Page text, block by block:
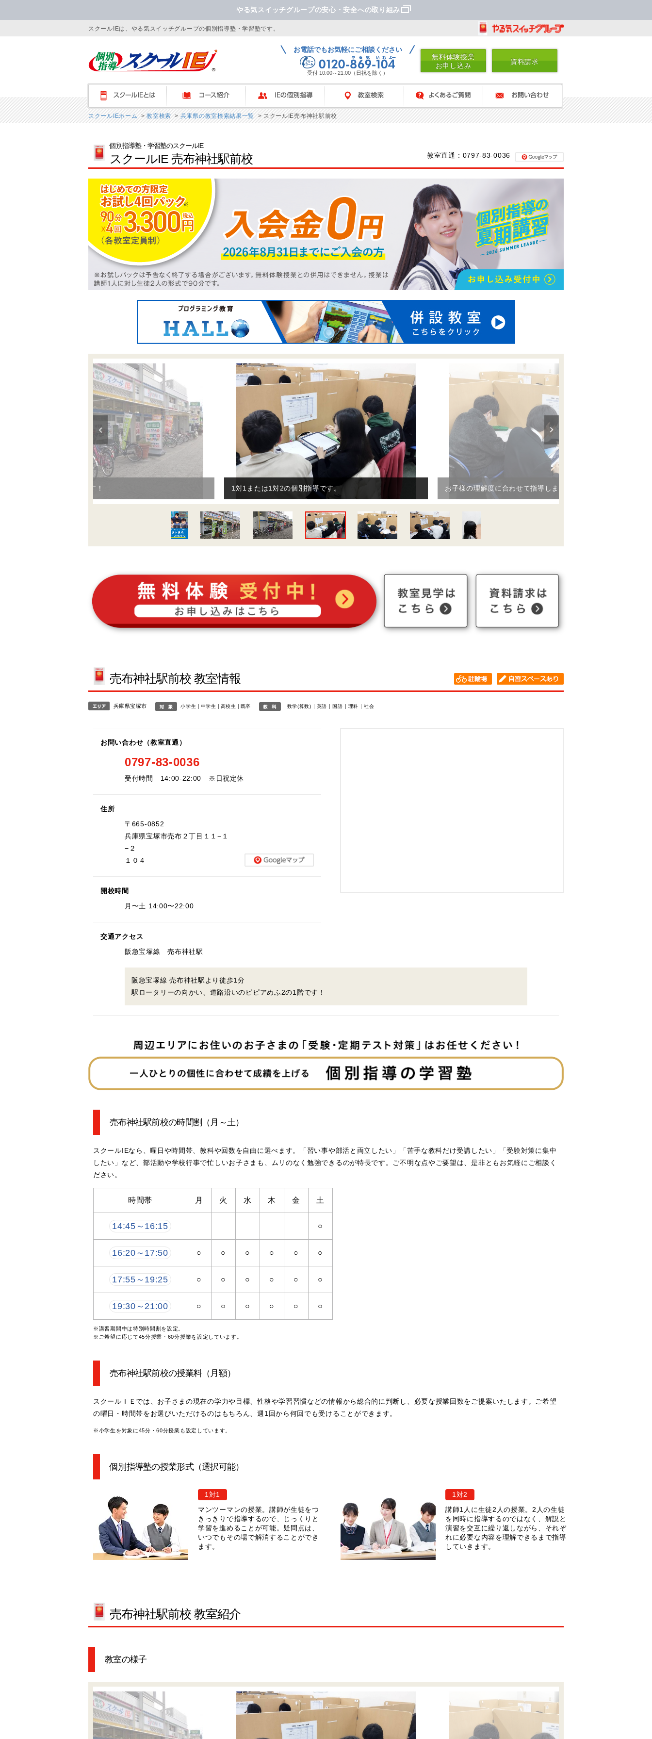
やる気スイッチグループの安心・安全への取り組み
スクールIEは、やる気スイッチグループの個別指導塾・学習塾です。
お電話でもお気軽にご相談ください
受付 10:00～21:00（日祝を除く）
無料体験授業
お申し込み
資料請求
スクールIEとは コース紹介 IEの個別指導 教室検索 よくあるご質問 お問い合わせ
スクールIEホーム>教室検索>兵庫県の教室検索結果一覧> スクールIE売布神社駅前校
個別指導塾・学習塾のスクールIE
スクールIE 売布神社駅前校 教室直通：0797-83-0036
駐輪場も完備しています！ 1対1または1対2の個別指導です。 お子様の理解度に合わせて指導します。
売布神社駅前校 教室情報
兵庫県宝塚市 小学生 中学生 高校生 既卒 数学(算数) 英語 国語 理科 社会
お問い合わせ（教室直通）
0797-83-0036
受付時間 14:00-22:00 ※日祝定休
住所
〒665-0852
兵庫県宝塚市売布２丁目１１−１
−２
１０４
開校時間
月〜土 14:00〜22:00
交通アクセス
阪急宝塚線 売布神社駅
阪急宝塚線 売布神社駅より徒歩1分
駅ロータリーの向かい、道路沿いのピピアめふ2の1階です！
売布神社駅前校の時間割 （月～土）
スクールIEなら、曜日や時間帯、教科や回数を自由に選べます。「習い事や部活と両立したい」「苦手な教科だけ受講したい」「受験対策に集中
したい」など、部活動や学校行事で忙しいお子さまも、ムリのなく勉強できるのが特長です。ご不明な点やご要望は、是非ともお気軽にご相談く
ださい。
時間帯 月 火 水 木 金 土
14:45～16:15 ○
16:20～17:50 ○ ○ ○ ○ ○ ○
17:55～19:25 ○ ○ ○ ○ ○ ○
19:30～21:00 ○ ○ ○ ○ ○ ○
※講習期間中は特別時間割を設定。
※ご希望に応じて45分授業・60分授業を設定しています。
売布神社駅前校の授業料（月額）
スクールＩＥでは、お子さまの現在の学力や目標、性格や学習習慣などの情報から総合的に判断し、必要な授業回数をご提案いたします。ご希望
の曜日・時間帯をお選びいただけるのはもちろん、週1回から何回でも受けることができます。
※小学生を対象に45分・60分授業も設定しています。
個別指導塾の授業形式（選択可能）
1対1
マンツーマンの授業。講師が生徒をつ
きっきりで指導するので、じっくりと
学習を進めることが可能。疑問点は、
いつでもその場で解消することができ
ます。
1対2
講師1人に生徒2人の授業。2人の生徒
を同時に指導するのではなく、解説と
演習を交互に繰り返しながら、それぞ
れに必要な内容を理解できるまで指導
していきます。
売布神社駅前校 教室紹介
教室の様子